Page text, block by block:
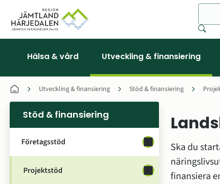
Hälsa & vård Utveckling & finansiering
Utveckling & finansiering Stöd & finansiering
Stöd & finansiering
Företagsstöd Undersidor för
Projektstöd Undersidor för
Ska du
finansiera